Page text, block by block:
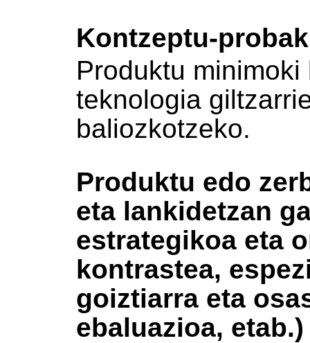
Kontzeptu-probak
Produktu
teknologia
baliozkotzeko.
Produktu edo
eta lankidetzan
estrategikoa eta
kontrastea,
goiztiarra eta
ebaluazioa, etab.)